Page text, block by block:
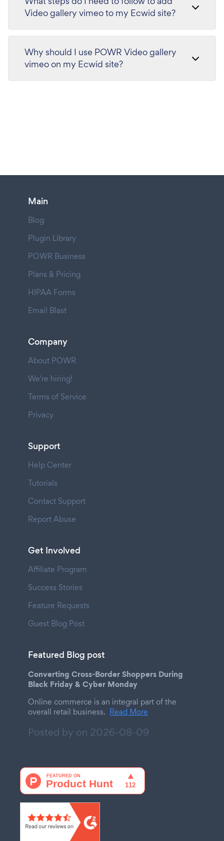
Video gallery vimeo to my Ecwid site?
Why should I use POWR Video gallery
vimeo on my Ecwid site?
Main
Blog
Plugin Library
POWR Business
Plans & Pricing
HIPAA Forms
Email Blast
Company
About POWR
We're hiring!
Terms of Service
Privacy
Support
Help Center
Tutorials
Contact Support
Report Abuse
Get Involved
Affiliate Program
Success Stories
Feature Requests
Guest Blog Post
Featured Blog post
Converting Cross-Border Shoppers During
Black Friday & Cyber Monday
Online commerce is an integral part of the
overall retail business. Read More
Posted by on 2026-08-09